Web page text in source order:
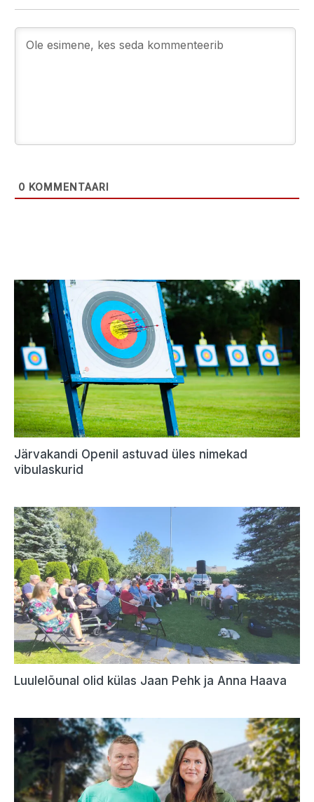
0 KOMMENTAARI
Järvakandi Openil astuvad üles nimekad
vibulaskurid
Luulelõunal olid külas Jaan Pehk ja Anna Haava